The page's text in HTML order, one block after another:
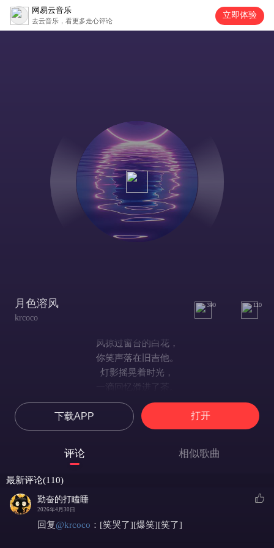
网易云音乐
去云音乐，看更多走心评论
立即体验
月色溶风
krcoco
390 110
风掠过窗台的白花，
你笑声落在旧吉他。
灯影摇晃着时光，
一滴回忆滑进了茶。
月色溶于风里，
像你未说完的秘密。
我在梦的尽头寻你，
我将你的名字折进风铃，
让回忆在夜中轻轻响起。
下载APP 打开
评论 相似歌曲
最新评论(110)
勤奋的打瞌睡
2026年4月30日
回复@krcoco ： [笑哭了][爆笑][笑了]